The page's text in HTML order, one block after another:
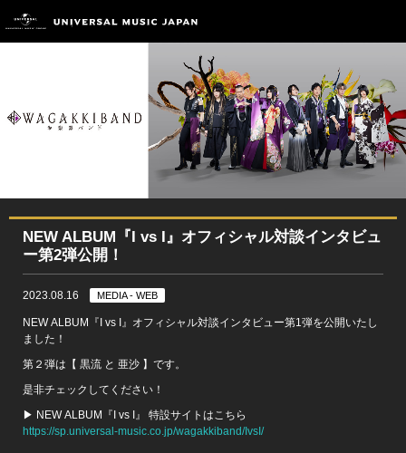
NEW ALBUM『I vs I』オフィシャル対談インタビュ
ー第2弾公開！
2023.08.16 MEDIA - WEB
NEW ALBUM『I vs I』オフィシャル対談インタビュー第1弾を公開いたし
ました！
第２弾は【 黒流 と 亜沙 】です。
是非チェックしてください！
▶ NEW ALBUM『I vs I』 特設サイトはこちら
https://sp.universal-music.co.jp/wagakkiband/IvsI/